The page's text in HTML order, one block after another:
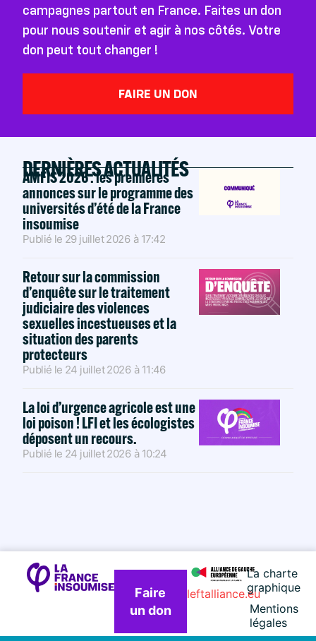
campagnes partout en France. Faites un don
pour nous soutenir et agir à nos côtés. Votre
don peut tout changer !
FAIRE UN DON
DERNIÈRES ACTUALITÉS
AMFIS 2026 : les premières
annonces sur le programme des
universités d’été de la France
insoumise
Publié le 29 juillet 2026 à 17:42
Retour sur la commission
d’enquête sur le traitement
judiciaire des violences
sexuelles incestueuses et la
situation des parents
protecteurs
Publié le 24 juillet 2026 à 11:46
La loi d’urgence agricole est une
loi poison ! LFI et les écologistes
déposent un recours.
Publié le 24 juillet 2026 à 10:24
Faire
un don
La charte
graphique
Mentions
légales
leftalliance.eu